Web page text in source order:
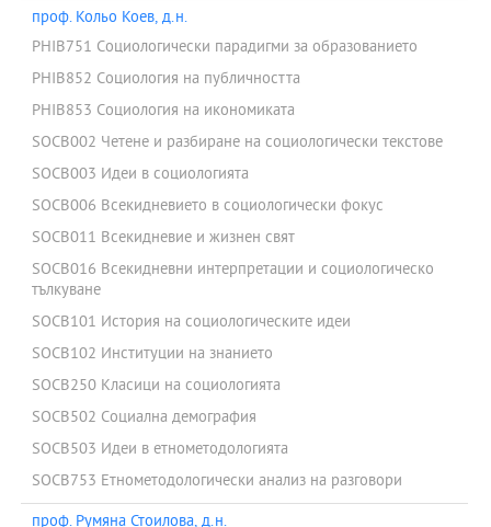
проф. Кольо Коев, д.н.
PHIB751 Социологически парадигми за образованието
PHIB852 Социология на публичността
PHIB853 Социология на икономиката
SOCB002 Четене и разбиране на социологически текстове
SOCB003 Идеи в социологията
SOCB006 Всекидневието в социологически фокус
SOCB011 Всекидневие и жизнен свят
SOCB016 Всекидневни интерпретации и социологическо
тълкуване
SOCB101 История на социологическите идеи
SOCB102 Институции на знанието
SOCB250 Класици на социологията
SOCB502 Социална демография
SOCB503 Идеи в етнометодологията
SOCB753 Етнометодологически анализ на разговори
проф. Румяна Стоилова, д.н.